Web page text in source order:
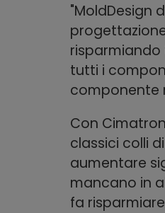
"MoldDesign
risparmiando
tutti i
componente
Con
classici colli
aumentare
mancano in
fa